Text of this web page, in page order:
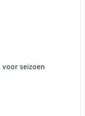
voor seizoen